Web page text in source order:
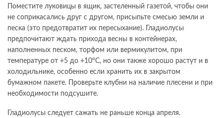
Поместите луковицы в ящик, застеленный газетой, чтобы они
не соприкасались друг с другом, присыпьте смесью земли и
песка (это предотвратит их пересыхание). Гладиолусы
предпочитают ждать прихода весны в контейнерах,
наполненных песком, торфом или вермикулитом, при
температуре от +5 до +10°С, но они также хорошо растут и в
холодильнике, особенно если хранить их в закрытом
бумажном пакете. Проверьте клубни на наличие плесени и при
необходимости подсушите.
Гладиолусы следует сажать не раньше конца апреля.